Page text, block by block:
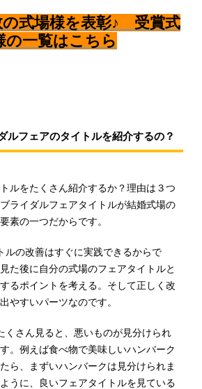
式場様を表彰♪ 受賞式
の一覧はこちら
ルフェアのタイトルを紹介するの？
ルをたくさん紹介するか？理由は３つ
ライダルフェアタイトルが結婚式場の
素の一つだからです。
ルの改善はすぐに実践できるからで
た後に自分の式場のフェアタイトルと
るポイントを考える。そして正しく改
やすいパーツなのです。
くさん見ると、悪いものが見分けられ
。例えば食べ物で美味しいハンバーク
ら、まずいハンバークは見分けられま
うに、良いフェアタイトルを見ている